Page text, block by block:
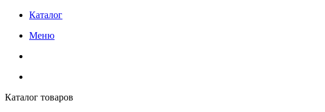
Каталог
Меню
Каталог товаров